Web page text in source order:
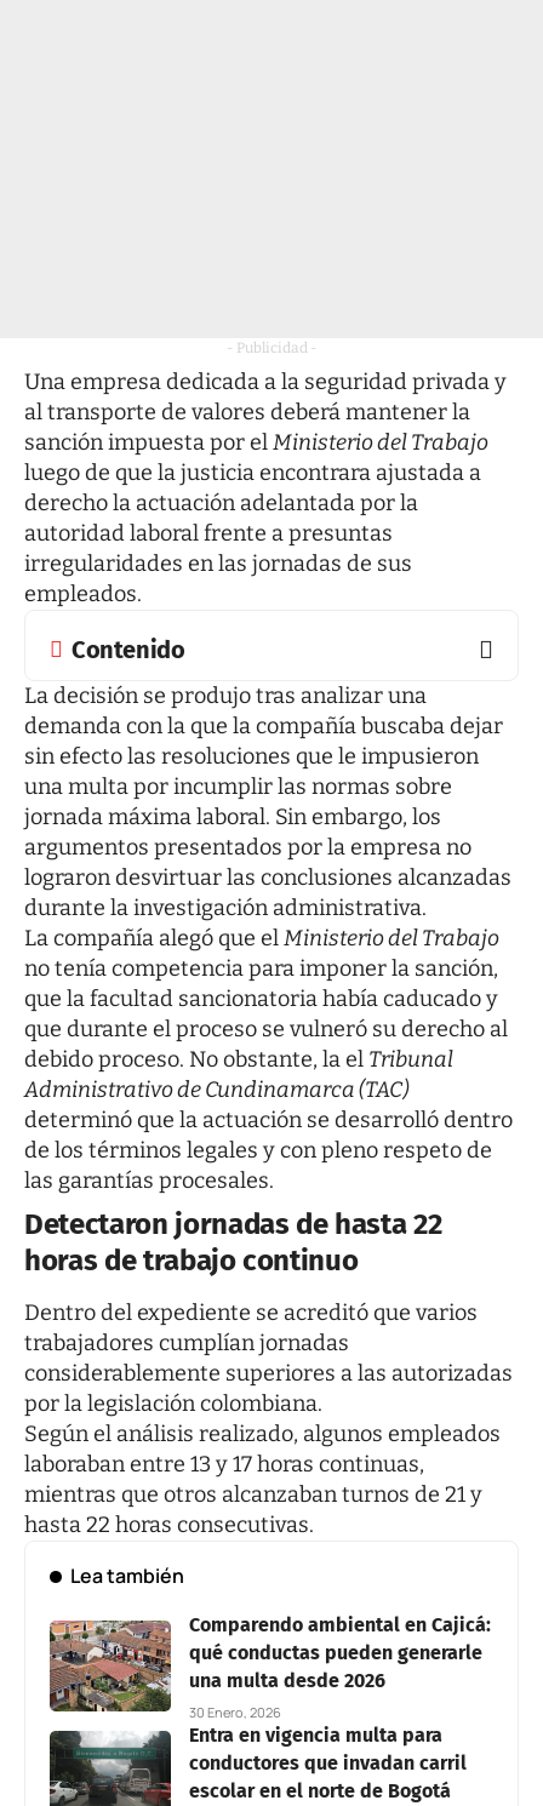
- Publicidad -
Una empresa dedicada a la seguridad privada y
al transporte de valores deberá mantener la
sanción impuesta por elMinisterio del Trabajo
luego de que la justicia encontrara ajustada a
derecho la actuación adelantada por la
autoridad laboral frente a presuntas
irregularidades en las jornadas de sus
empleados.
Contenido
La decisión se produjo tras analizar una
demanda con la que la compañía buscaba dejar
sin efecto las resoluciones que le impusieron
una multa por incumplir las normas sobre
jornada máxima laboral. Sin embargo, los
argumentos presentados por la empresa no
lograron desvirtuar las conclusiones alcanzadas
durante la investigación administrativa.
La compañía alegó que elMinisterio del Trabajo
no tenía competencia para imponer la sanción,
que la facultad sancionatoria había caducado y
que durante el proceso se vulneró su derecho al
debido proceso. No obstante, la el Tribunal
Administrativo de Cundinamarca (TAC)
determinó que la actuación se desarrolló dentro
de los términos legales y con pleno respeto de
las garantías procesales.
Detectaron jornadas de hasta 22
horas de trabajo continuo
Dentro del expediente se acreditó que varios
trabajadores cumplían jornadas
considerablemente superiores a las autorizadas
por la legislación colombiana.
Según el análisis realizado, algunos empleados
laboraban entre 13 y 17 horas continuas,
mientras que otros alcanzaban turnos de 21 y
hasta 22 horas consecutivas.
Lea también
Comparendo ambiental en Cajicá:
qué conductas pueden generarle
una multa desde 2026
30 Enero, 2026
Entra en vigencia multa para
conductores que invadan carril
escolar en el norte de Bogotá